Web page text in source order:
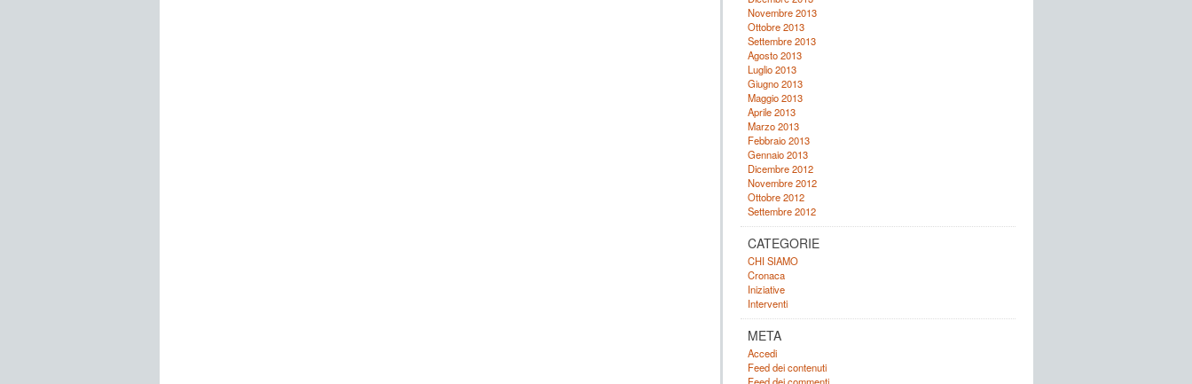
Novembre 2013
Ottobre 2013
Settembre 2013
Agosto 2013
Luglio 2013
Giugno 2013
Maggio 2013
Aprile 2013
Marzo 2013
Febbraio 2013
Gennaio 2013
Dicembre 2012
Novembre 2012
Ottobre 2012
Settembre 2012
CATEGORIE
CHI SIAMO
Cronaca
Iniziative
Interventi
META
Accedi
Feed dei contenuti